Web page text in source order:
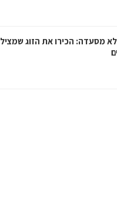
מסעדה: הכירו את הזוג שמציל